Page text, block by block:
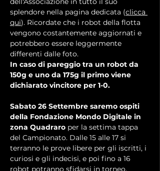
splendore nella pagina dedicata (clicca
qui). Ricordate che i robot della flotta
vengono costantemente aggiornati e
potrebbero essere leggermente
differenti dalle foto.
In caso di pareggio tra un robot da
150g e uno da 175g il primo viene
dichiarato vincitore per 1-0.
Sabato 26 Settembre saremo ospiti
della Fondazione Mondo Digitale in
zona Quadraro per la settima tappa
del Campionato. Dalle 15 alle 17 si
terranno le prove libere per gli iscritti, i
curiosi e gli indecisi, e poi fino a 16
robot potranno sfidarsi in torneo.